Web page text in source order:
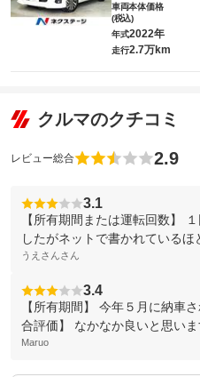
車両本体価格
(税込)
年式2022年
走行2.7万km
クルマのクチコミ
レビュー総合 2.9
3.1
【所有期間または運転回数】
したがネットで書かれているほ
うえさんさん
3.4
【所有期間】 今年５月に納車
合評価】 なかなか良いと思い
Maruo